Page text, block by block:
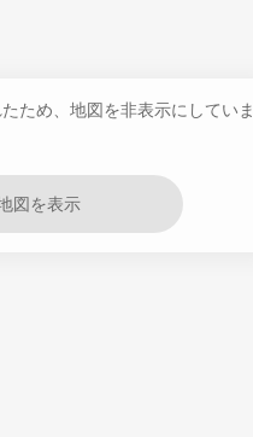
ため、地図を非表示にしていま
図を表示